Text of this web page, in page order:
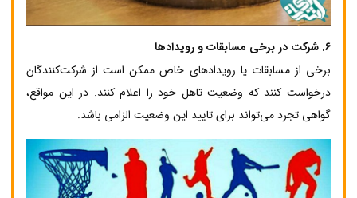
6. شرکت در برخی مسابقات و رویدادها
برخی از مسابقات یا رویدادهای خاص ممکن است از شرکت‌کنندگان
درخواست کنند که وضعیت تاهل خود را اعلام کنند. در این مواقع،
گواهی تجرد می‌تواند برای تایید این وضعیت الزامی باشد.